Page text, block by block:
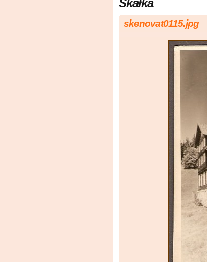
Skałka
skenovat0115.jpg